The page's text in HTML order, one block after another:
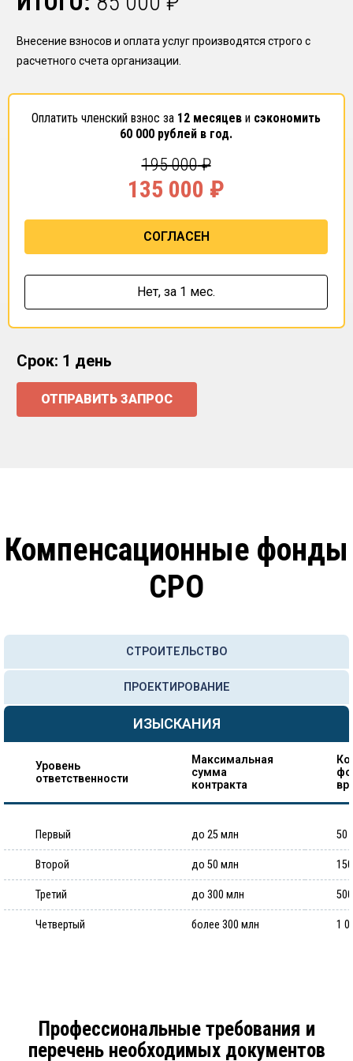
Внесение взносов и оплата услуг производятся строго с
расчетного счета организации.
Оплатить членский взнос за 12 месяцев и сэкономить
60 000 рублей в год.
195 000₽
135 000 ₽
СОГЛАСЕН
Нет, за 1 мес.
Срок: 1 день
ОТПРАВИТЬ ЗАПРОС
Компенсационные фонды
СРО
СТРОИТЕЛЬСТВО
ПРОЕКТИРОВАНИЕ
ИЗЫСКАНИЯ
Уровень
ответственности
Максимальная
сумма
контракта
Первый до 25 млн 50
Второй до 50 млн
Третий до 300 млн
Четвертый более 300 млн 1
Профессиональные требования и
перечень необходимых документов